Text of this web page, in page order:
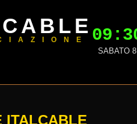
SABATO
ITALCABLE